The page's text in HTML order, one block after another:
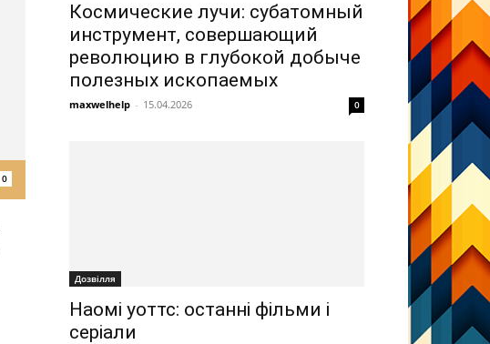
0
Космические лучи: субатомный
инструмент, совершающий
революцию в глубокой добыче
полезных ископаемых
maxwelhelp - 15.04.2026 0
Дозвілля
Наомі уоттс: останні фільми і
серіали